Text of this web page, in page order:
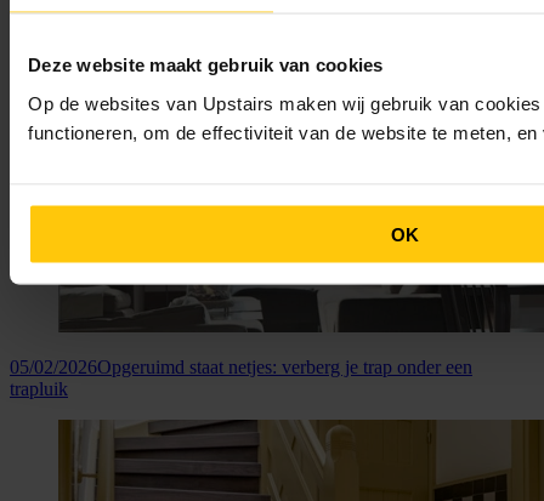
Deze website maakt gebruik van cookies
Op de websites van Upstairs maken wij gebruik van
functioneren, om de effectiviteit van de website te meten,
OK
05/02/2026Lambrisering bij de trap: waar let je op?
05/02/2026Opgeruimd staat netjes: verberg je trap onder een
trapluik